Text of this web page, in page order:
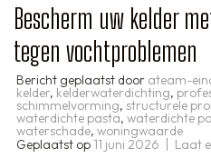
Bescherm uw kelder
tegen vochtproblemen
Bericht geplaatst door ateam-
kelder, kelderwaterdichting,
schimmelvorming, structurele
waterdichte pasta, waterdichte
waterschade, woningwaarde
Geplaatst op 11 juni 2026 Laat